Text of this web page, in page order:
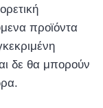
προϊόντα
δε θα μπορούν